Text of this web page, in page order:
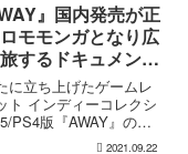
』国内発売が正
モモンガとなり広
するドキュメンタ
ルアクションアド
に立ち上げたゲームレ
ト インディーコレクシ
PS4版『AWAY』の日
されました。発売日は
2021.09.22